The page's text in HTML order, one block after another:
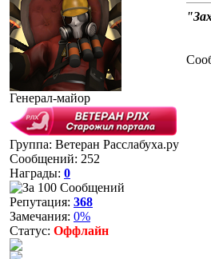
Генерал-майор
Группа: Ветеран Расслабуха.ру
Сообщений: 252
Награды: 0
Репутация: 368
Замечания: 0%
Статус: Оффлайн